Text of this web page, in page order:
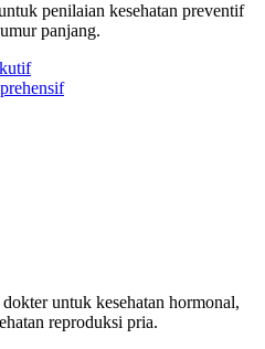
penilaian kesehatan preventif
panjang.
untuk kesehatan hormonal,
reproduksi pria.